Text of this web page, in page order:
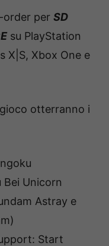
order per SD
su PlayStation
X|S, Xbox One e
otterranno i
Bei Unicorn
Astray e
Start